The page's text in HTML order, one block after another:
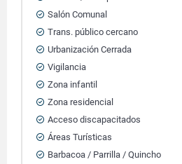
Salón Comunal
Trans. público cercano
Urbanización Cerrada
Vigilancia
Zona infantil
Zona residencial
Acceso discapacitados
Áreas Turísticas
Barbacoa / Parrilla / Quincho